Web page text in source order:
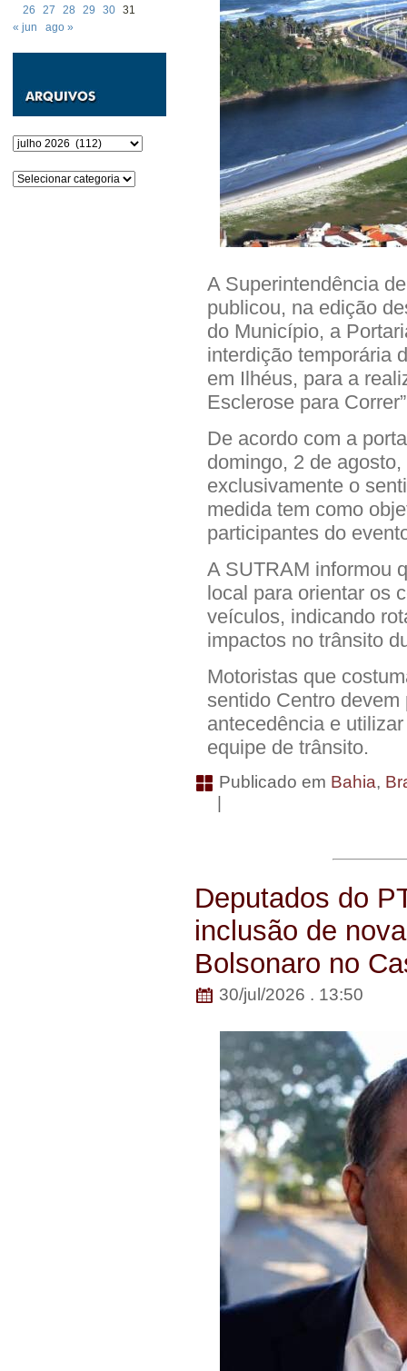
26
27 28 29 30 31
« jun
ago »
Arquivos
Categorias
A Superintendência
publicou, na edição
do Município, a
interdição temporária
em Ilhéus, para a
Esclerose para
De acordo com a
domingo, 2 de
exclusivamente o
medida tem como
participantes do
A SUTRAM informou
local para orientar os
veículos, indicando
impactos no trânsito
Motoristas que
sentido Centro
antecedência e
equipe de trânsito.
Publicado em Bahia,
|
Deputados do
inclusão de
Bolsonaro no
30/jul/2026 . 13:50